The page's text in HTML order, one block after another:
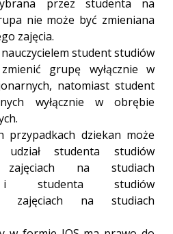
przez studenta na
nie może być zmieniana
zajęcia.
student studiów
grupę wyłącznie w
natomiast student
wyłącznie w obrębie
przypadkach dziekan może
studenta studiów
na studiach
i studenta studiów
zajęciach na studiach